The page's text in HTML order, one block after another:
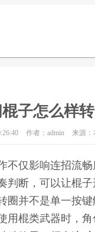
子怎么样
作者：admin 来源：
不仅影响连招流
判断，可以让棍
圈并不是单一按
用棍类武器时，